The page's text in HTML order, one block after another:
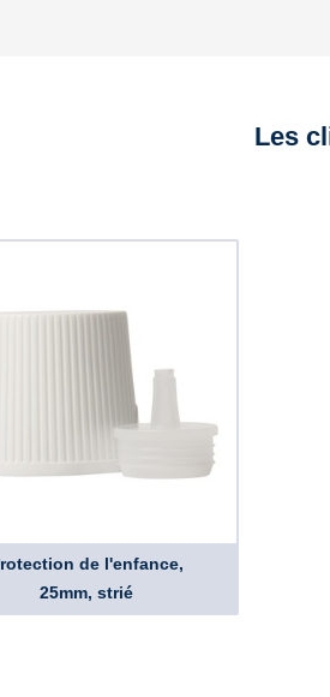
Les
de l'enfance,
25mm, strié